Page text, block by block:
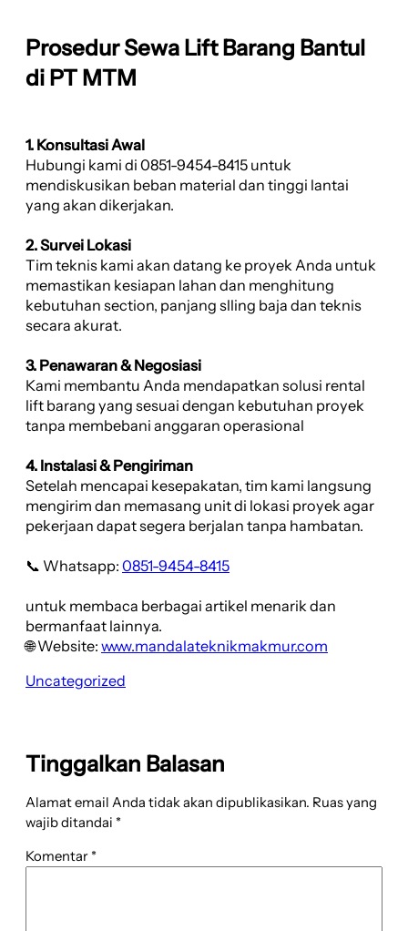
Prosedur Sewa Lift Barang Bantul
di PT MTM
1. Konsultasi Awal
Hubungi kami di 0851-9454-8415 untuk
mendiskusikan beban material dan tinggi lantai
yang akan dikerjakan.
2. Survei Lokasi
Tim teknis kami akan datang ke proyek Anda untuk
memastikan kesiapan lahan dan menghitung
kebutuhan section, panjang slling baja dan teknis
secara akurat.
3. Penawaran & Negosiasi
Kami membantu Anda mendapatkan solusi rental
lift barang yang sesuai dengan kebutuhan proyek
tanpa membebani anggaran operasional
4. Instalasi & Pengiriman
Setelah mencapai kesepakatan, tim kami langsung
mengirim dan memasang unit di lokasi proyek agar
pekerjaan dapat segera berjalan tanpa hambatan.
📞 Whatsapp: 0851-9454-8415
untuk membaca berbagai artikel menarik dan
bermanfaat lainnya.
🌐 Website: www.mandalateknikmakmur.com
Uncategorized
Tinggalkan Balasan
Alamat email Anda tidak akan dipublikasikan. Ruas yang
wajib ditandai *
Komentar *